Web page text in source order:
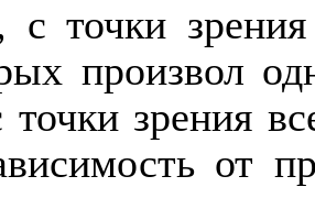
с точки
произвол
точки зрения
от